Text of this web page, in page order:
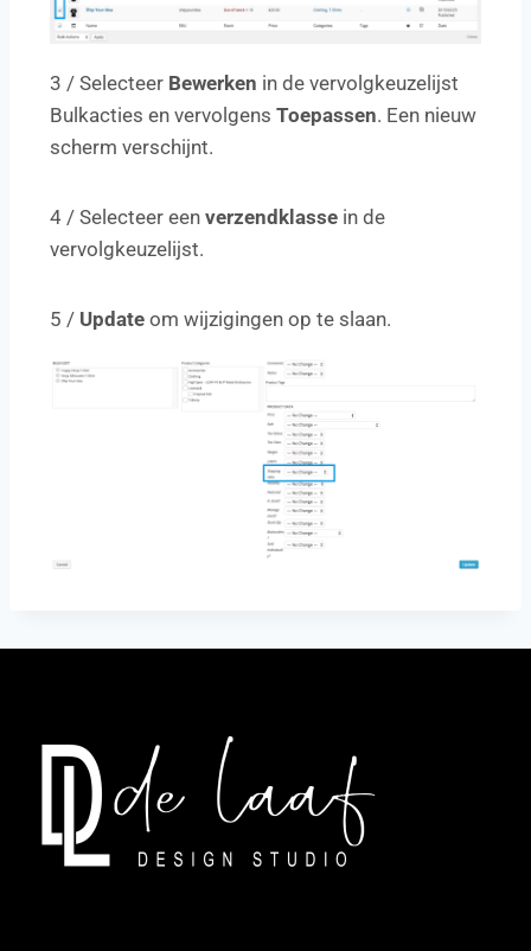
3 / Selecteer Bewerken in de vervolgkeuzelijst
Bulkacties en vervolgens Toepassen. Een nieuw
scherm verschijnt.
4 / Selecteer een verzendklasse in de
vervolgkeuzelijst.
5 / Update om wijzigingen op te slaan.